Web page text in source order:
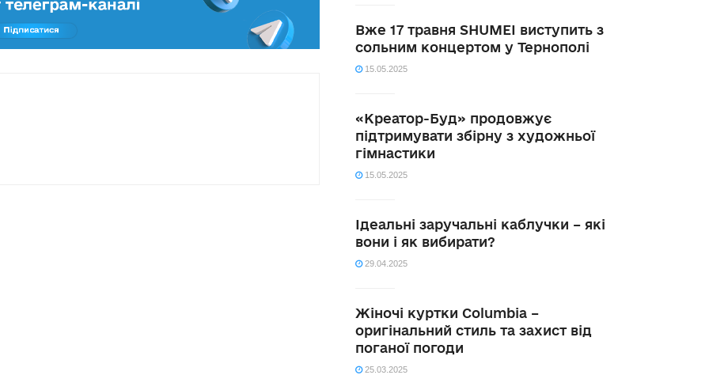
Вже 17 травня SHUMEI виступить з
сольним концертом у Тернополі
15.05.2025
«Креатор-Буд» продовжує
підтримувати збірну з художньої
гімнастики
15.05.2025
Ідеальні заручальні каблучки – які
вони і як вибирати?
29.04.2025
Жіночі куртки Columbia –
оригінальний стиль та захист від
поганої погоди
25.03.2025